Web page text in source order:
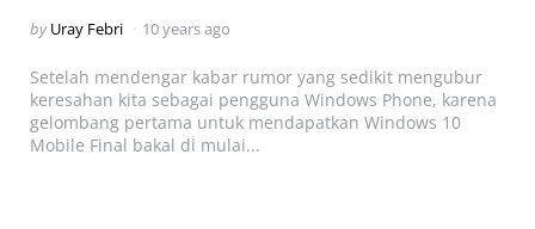
Posted
by Uray Febri 10 years ago
Setelah mendengar kabar rumor yang sedikit mengubur
keresahan kita sebagai pengguna Windows Phone, karena
gelombang pertama untuk mendapatkan Windows 10
Mobile Final bakal di mulai...